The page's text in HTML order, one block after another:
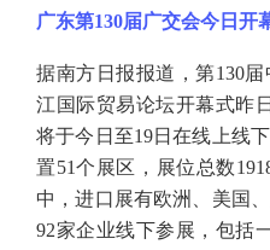
广东第130届广交会今日开
据南方日报报道，第130
江国际贸易论坛开幕式昨
将于今日至19日在线上线
置51个展区，展位总数
中，进口展有欧洲、美国
92家企业线下参展，包括